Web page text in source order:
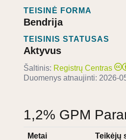
TEISINĖ FORMA
Bendrija
TEISINIS STATUSAS
Aktyvus
Šaltinis: Registrų Centras
Duomenys atnaujinti: 2026-
1,2% GPM
Metai Teikėjų